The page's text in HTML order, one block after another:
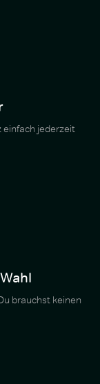
einfach jederzeit
brauchst keinen